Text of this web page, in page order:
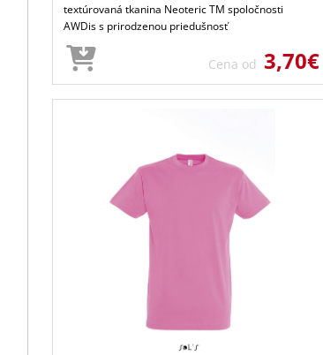
textúrovaná tkanina Neoteric TM spoločnosti
AWDis s prirodzenou priedušnosť
Cena od 3,70€